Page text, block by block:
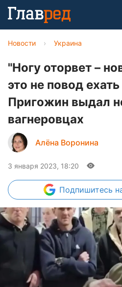
Новости › Украина
"Ногу оторвет –
это не повод
Пригожин выдал
вагнеровцах
Алёна Воронина
3 января 2023, 18:20
Подпишитесь